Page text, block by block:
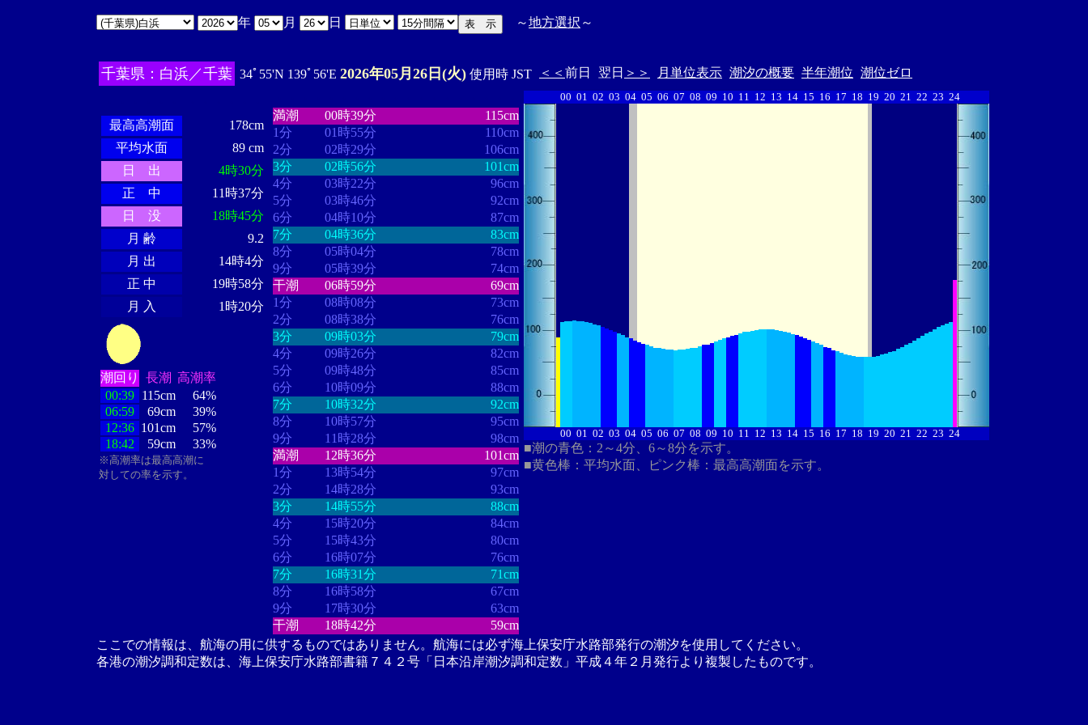
年 月 日 ～地方選択 ～
千葉県：白浜／千葉 34ﾟ55'N 139ﾟ56'E 2026年05月26日(火) 使用時 JST ＜＜ 前日 翌日 ＞＞ 月単位表示 潮汐の概要 半年潮位 潮位ゼロ
最高高潮面
178cm
平均水面
89 cm
日 出
4時30分
正 中
11時37分
日 没
18時45分
月 齢
9.2
月 出
14時4分
正 中
19時58分
月 入
1時20分
潮回り 長潮 高潮率
00:39 115cm
64%
06:59
69cm
39%
12:36 101cm
57%
18:42
59cm 33%
※高潮率は最高高潮に
対しての率を示す。
満潮
00時39分
115cm
1分
01時55分
110cm
2分
02時29分
106cm
3分
02時56分
101cm
4分
03時22分
96cm
5分
03時46分
92cm
6分
04時10分
87cm
7分
04時36分
83cm
8分
05時04分
78cm
9分
05時39分
74cm
干潮
06時59分
69cm
1分
08時08分
73cm
2分
08時38分
76cm
3分
09時03分
79cm
4分
09時26分
82cm
5分
09時48分
85cm
6分
10時09分
88cm
7分
10時32分
92cm
8分
10時57分
95cm
9分
11時28分
98cm
満潮
12時36分
101cm
1分
13時54分
97cm
2分
14時28分
93cm
3分
14時55分
88cm
4分
15時20分
84cm
5分
15時43分
80cm
6分
16時07分
76cm
7分
16時31分
71cm
8分
16時58分
67cm
9分
17時30分
63cm
干潮
18時42分 59cm
00 01 02 03 04 05 06 07 08 09 10 11 12 13 14 15 16 17 18 19 20 21 22 23 24
00 01 02 03 04 05 06 07 08 09 10 11 12 13 14 15 16 17 18 19 20 21 22 23 24
■潮の青色：2～4分、6～8分を示す。
■黄色棒：平均水面、ピンク棒：最高高潮面を示す。
ここでの情報は、航海の用に供するものではありません。航海には必ず海上保安庁水路部発行の潮汐を使用してください。
各港の潮汐調和定数は、海上保安庁水路部書籍７４２号「日本沿岸潮汐調和定数」平成４年２月発行より複製したものです。